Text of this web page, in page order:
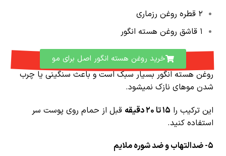
۲ قطره روغن رزماری
۱ قاشق روغن هسته انگور
خرید روغن هسته انگور اصل برای مو
روغن هسته انگور بسیار سبک است و باعث سنگینی یا چرب
شدن موهای نازک نمیشود.
این ترکیب را ۱۵ تا ۲۰ دقیقه
قبل از حمام روی پوست سر
استفاده کنید.
5- ضدالتهاب و ضد شوره ملایم